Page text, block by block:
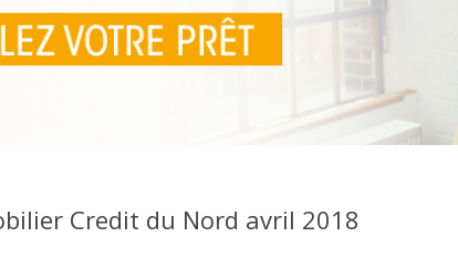
Credit du Nord avril 2018